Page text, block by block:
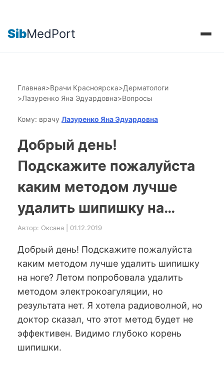
SibMedPort
Главная>Врачи Красноярска>Дерматологи
>Лазуренко Яна Эдуардовна>Вопросы
Кому: врачу Лазуренко Яна Эдуардовна
Добрый день!
Подскажите пожалуйста
каким методом лучше
удалить шипишку на…
Автор: Оксана | 01.12.2019
Добрый день! Подскажите пожалуйста
каким методом лучше удалить шипишку
на ноге? Летом попробовала удалить
методом электрокоагуляции, но
результата нет. Я хотела радиоволной, но
доктор сказал, что этот метод будет не
эффективен. Видимо глубоко корень
шипишки.